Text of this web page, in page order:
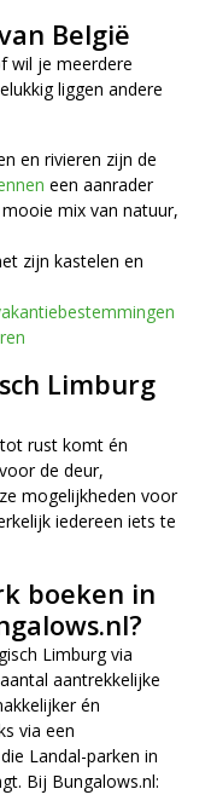
België
wil je meerdere
liggen andere
en rivieren zijn de
een aanrader
mix van natuur,
zijn kastelen en
Limburg
rust komt én
de deur,
mogelijkheden voor
iedereen iets te
boeken in
Limburg via
aantrekkelijke
én
via een
Landal-parken in
Bij Bungalows.nl: